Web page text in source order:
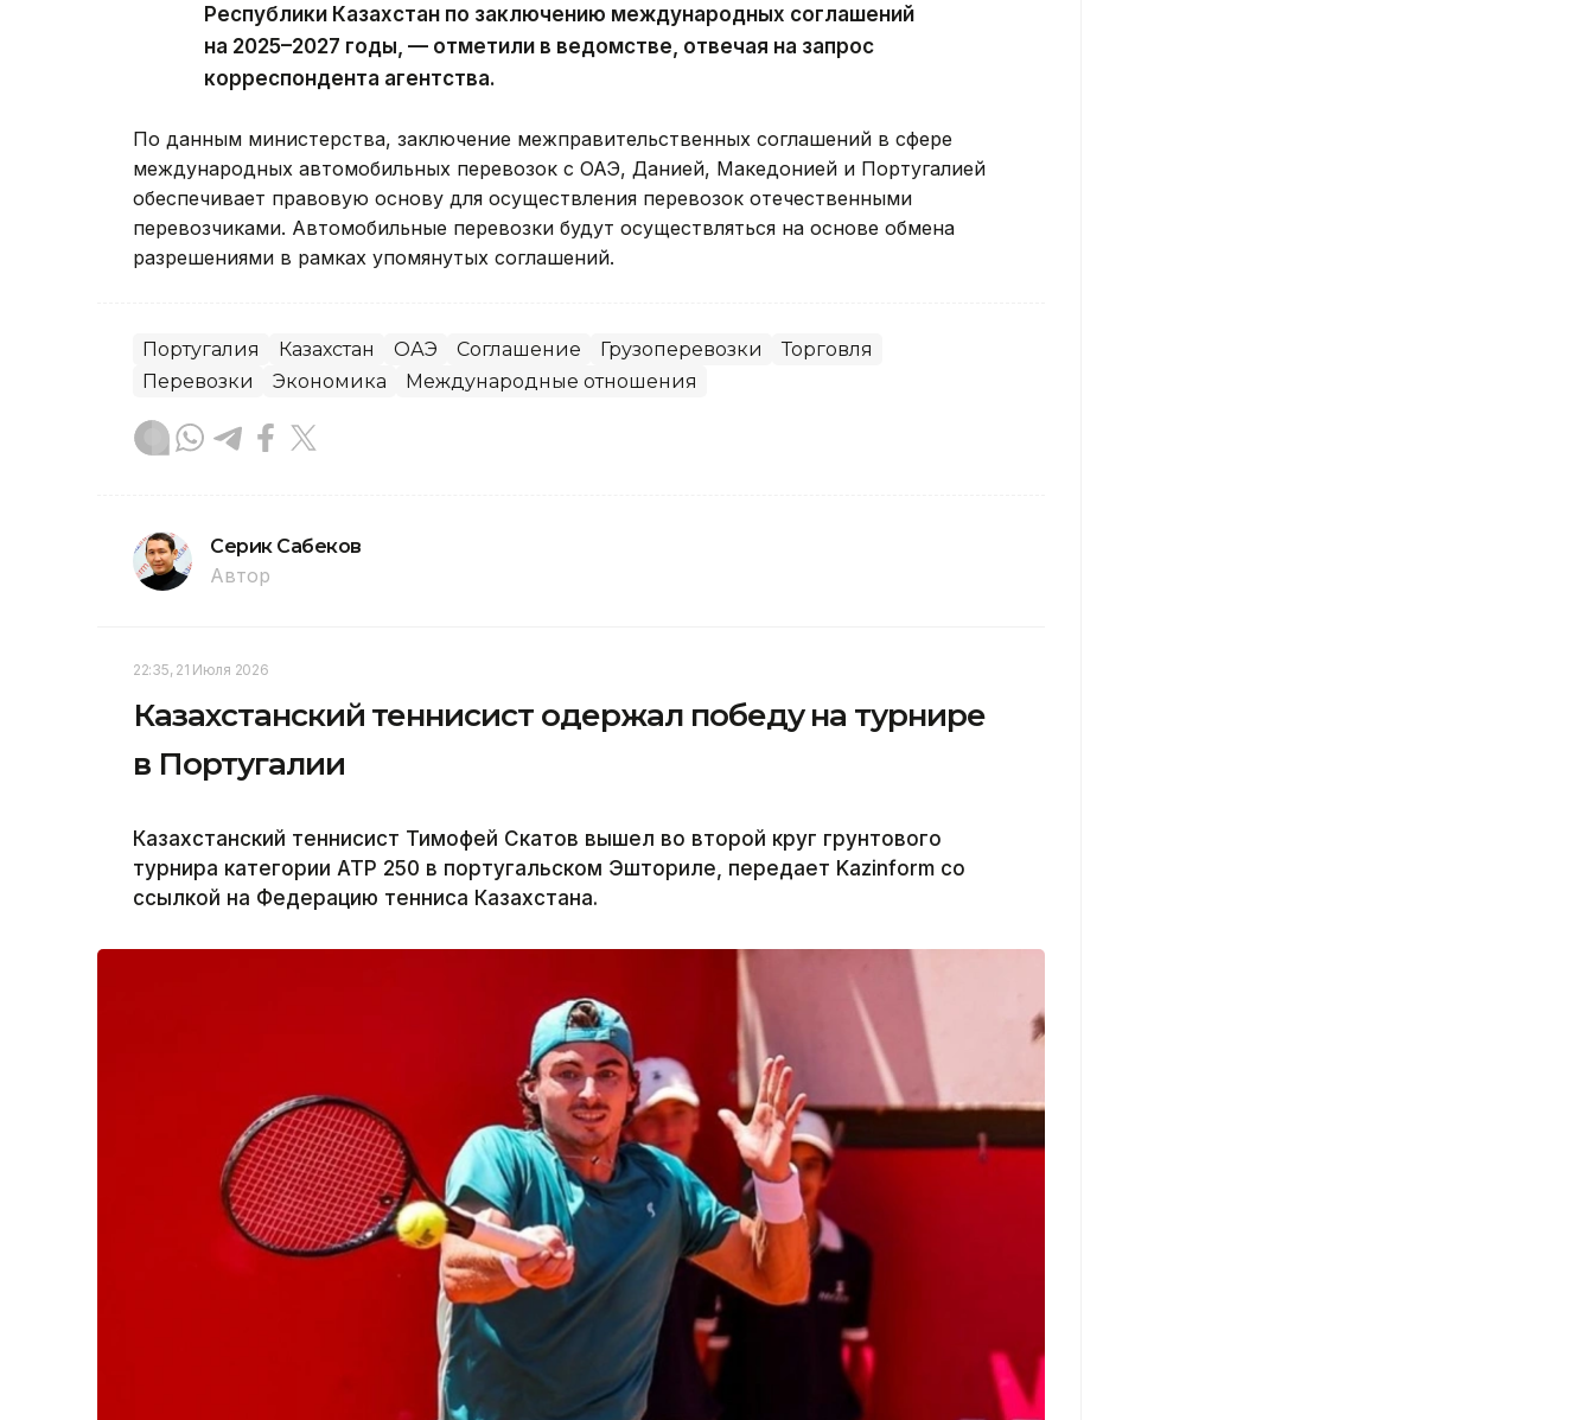
Республики Казахстан по заключению международных соглашений
на 2025–2027 годы, — отметили в ведомстве, отвечая на запрос
корреспондента агентства.
По данным министерства, заключение межправительственных соглашений в сфере
международных автомобильных перевозок с ОАЭ, Данией, Македонией и Португалией
обеспечивает правовую основу для осуществления перевозок отечественными
перевозчиками. Автомобильные перевозки будут осуществляться на основе обмена
разрешениями в рамках упомянутых соглашений.
Португалия Казахстан ОАЭ Соглашение Грузоперевозки
Торговля
Перевозки
Экономика Международные отношения
Серик Сабеков
Автор
22:35, 21 Июля 2026
Казахстанский теннисист одержал победу на турнире
в Португалии
Казахстанский теннисист Тимофей Скатов вышел во второй круг грунтового
турнира категории ATP 250 в португальском Эшториле, передает Kazinform со
ссылкой на Федерацию тенниса Казахстана.